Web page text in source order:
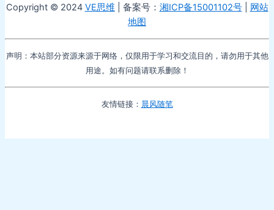
Copyright © 2024 VE思维 | 备案号： 湘ICP备15001102号| 网站
地图
声明：本站部分资源来源于网络，仅限用于学习和交流目的，请勿用于其他
用途。如有问题请联系删除！
友情链接： 晨风随笔